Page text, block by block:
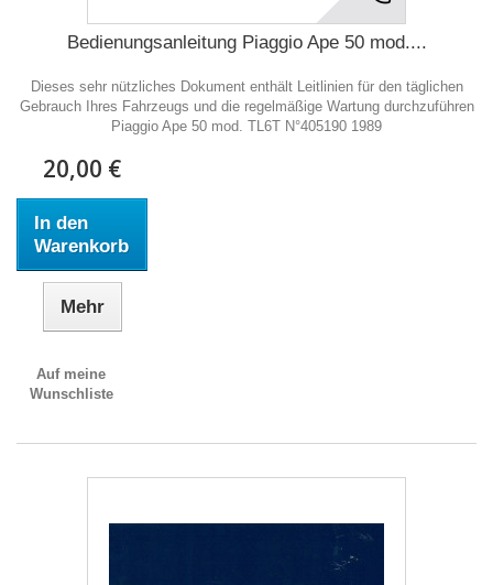
Bedienungsanleitung Piaggio Ape 50 mod....
Dieses sehr nützliches Dokument enthält Leitlinien für den täglichen
Gebrauch Ihres Fahrzeugs und die regelmäßige Wartung durchzuführen
Piaggio Ape 50 mod. TL6T N°405190 1989
20,00 €
In den
Warenkorb
Mehr
Auf meine
Wunschliste